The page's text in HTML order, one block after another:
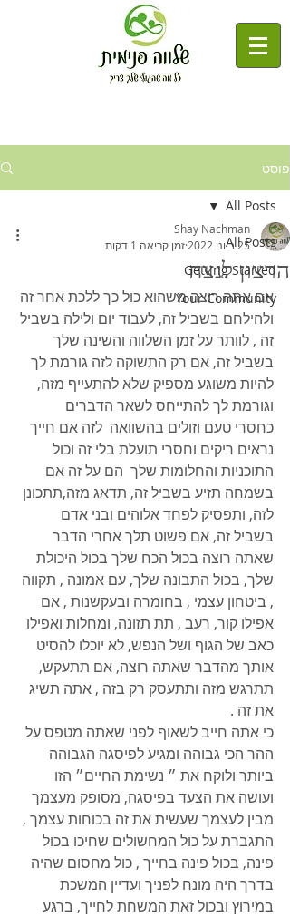
פוסט
All Posts
Getting Started
Your Community
All Posts
הרצון לנצח
Shay Nachman
25 ביוני 2022
זמן קריאה 1 דקות
אם אתה רוצה משהוא כול כך ללכת אחר זה
ולהילחם בשביל זה, לעבוד יום ולילה בשביל
זה , לוותר על זמן השלווה והשינה שלך
בשביל זה, אם רק התשוקה לזה גורמת לך
להיות משוגע מספיק שלא להתעייף מזה,
וגורמת לך להתייחס לשאר הדברים
כחסרי טעם וזולים בהשוואה  לזה אם חייך
נראים ריקים וחסרי תועלת בלי זה וכול
התוכניות והחלומות שלך  הם על זה אם
בשמחה תזיע בשביל זה, תדאג מזה,תתכונן
לזה, ותפסיק לפחד אלוהים ובני אדם
בשביל זה, אם פשוט תלך אחרי הדבר
שאתה רוצה בכול הכח שלך בכול היכולת
שלך, בכול התבונה שלך, עם אמונה , תקווה
, ביטחון עצמי , בחומרה ובעקשנות , אם
אפילו קור, רעב , תת תזונה, ומחלות ואפילו
כאב של הגוף ושל הנפש, לא יוכלו להסיט
אותך מהדבר שאתה רוצה, אם תתעקש,
תתרגש מזה ותתעסק רק בזה , אתה תשיג
את זה .
כי אתה חייב לשאוף לפני שאתה מטפס על
ההר הכי גבוהה ומגיע לפיסגה הגבוהה
ביותר ולוקח את ״ נשימת החיים״ הזו
ועושה את הצעד בפיסגה, מסופק מעצמך
מבין לעצמך שעשית את זה בכוחות עצמך ,
התגברת על כול המחשולים שחיכו בכול
פינה, בכול פינה בחייך , כול מחסום שהיה
בדרך היה מונח לפניך ועדיין המשכת
במירוץ ובכול זאת המשחת לחייך, ברגע